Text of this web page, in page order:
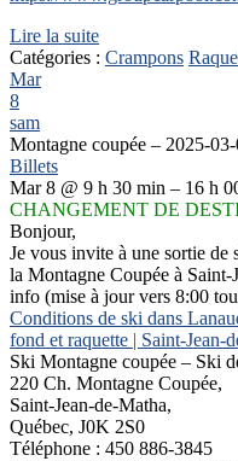
Lire la suite
Catégories : Crampons
Mar
8
sam
Montagne coupée – 2025-
Billets
Mar 8 @ 9 h 30 min – 16 h
CHANGEMENT DE
Bonjour,
Je vous invite à une sortie de
la Montagne Coupée à Saint-
info (mise à jour vers 8:00
Conditions de ski dans
fond et raquette | Saint-Jean-
Ski Montagne coupée – Ski
220 Ch. Montagne Coupée,
Saint-Jean-de-Matha,
Québec, J0K 2S0
Téléphone : 450 886-3845